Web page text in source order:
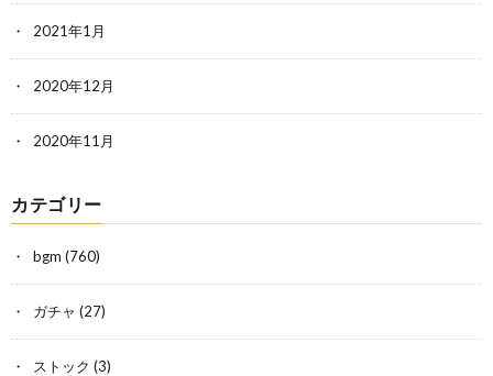
2021年1月
2020年12月
2020年11月
カテゴリー
bgm (760)
ガチャ (27)
ストック (3)